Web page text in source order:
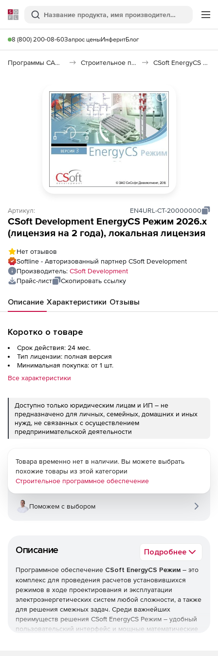
Softline
Поиск
8 (800) 200-08-60Запрос ценыИнферитБлог
Программы САПР и ГИС Строительное программное обеспечение CSoft EnergyCS Режим
Артикул: EN4URL-CT-20000000
CSoft Development EnergyCS Режим 2026.x
(лицензия на 2 года), локальная лицензия
Нет отзывов
Softline - Авторизованный партнер CSoft Development
Производитель: CSoft Development
Прайс-лист
Скопировать ссылку
Описание Характеристики Отзывы
Коротко о товаре
Срок действия: 24 мес.
Тип лицензии: полная версия
Минимальная покупка: от 1 шт.
Все характеристики
Доступно только юридическим лицам и ИП – не
предназначено для личных, семейных, домашних и иных
нужд, не связанных с осуществлением
предпринимательской деятельности
Описание Подробнее
Программное обеспечение CSoft EnergyCS Режим – это
комплекс для проведения расчетов установившихся
режимов в ходе проектирования и эксплуатации
электроэнергетических систем любой сложности, а также
для решения смежных задач. Среди важнейших
преимуществ решения CSoft EnergyCS Режим – удобный
пользовательский интерфейс и мощные математические
Товара временно нет в наличии. Вы можете выбрать
похожие товары из этой категории
Строительное программное обеспечение
Поможем с выбором